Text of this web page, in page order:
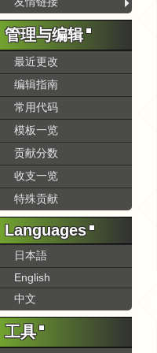
管理与编辑
最近更改
编辑指南
常用代码
模板一览
贡献分数
收支一览
特殊贡献
Languages
日本語
English
中文
工具